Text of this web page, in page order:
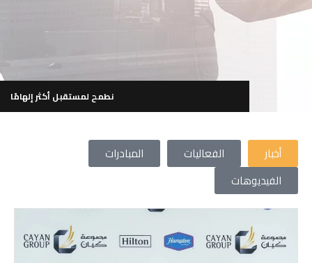
نطمح لمستقبل أكثر إلهامًا
أخبار الفعاليات
المبادرات
الفيديوهات
تصفح ملف الشركة
ساعة العمل من 9:00 صباحاً إلى 6:00 مساءً (من الأحد إلى الخميس)
6611 000 92 966+